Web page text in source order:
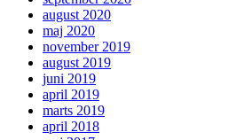
august 2020
maj 2020
november 2019
august 2019
juni 2019
april 2019
marts 2019
april 2018